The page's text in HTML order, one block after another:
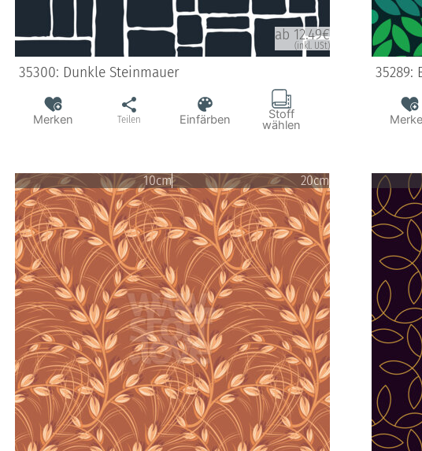
ab 12.49€
(inkl. USt)
35300: Dunkle Steinmauer
Merken Teilen Einfärben Stoff
wählen
35289:
10cm 20cm